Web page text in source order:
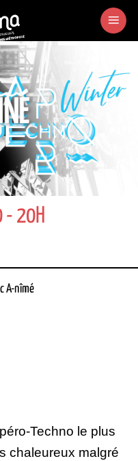
- 20H
A-nîmé
Techno le plus
chaleureux malgré